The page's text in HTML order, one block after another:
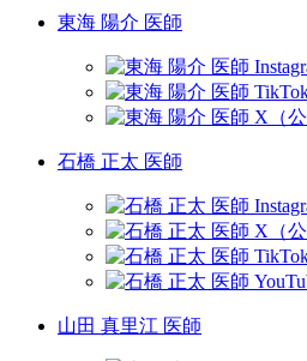
東海 陽介 医師
石橋 正太 医師
山田 真里江 医師